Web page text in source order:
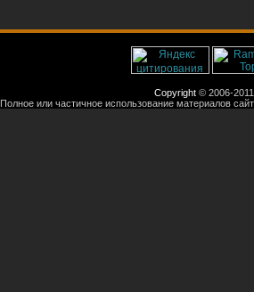
Copyright © 2006-
Полное или частичное использование материалов